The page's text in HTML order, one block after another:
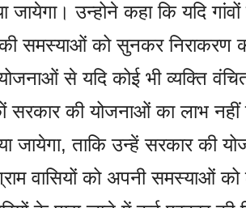
जायेगा। उन्होने कहा कि यदि
समस्याओं को सुनकर निराकरण
से यदि कोई भी व्यक्ति
की योजनाओं का लाभ नहीं
जायेगा, ताकि उन्हें सरकार की
वासियों को अपनी समस्याओं